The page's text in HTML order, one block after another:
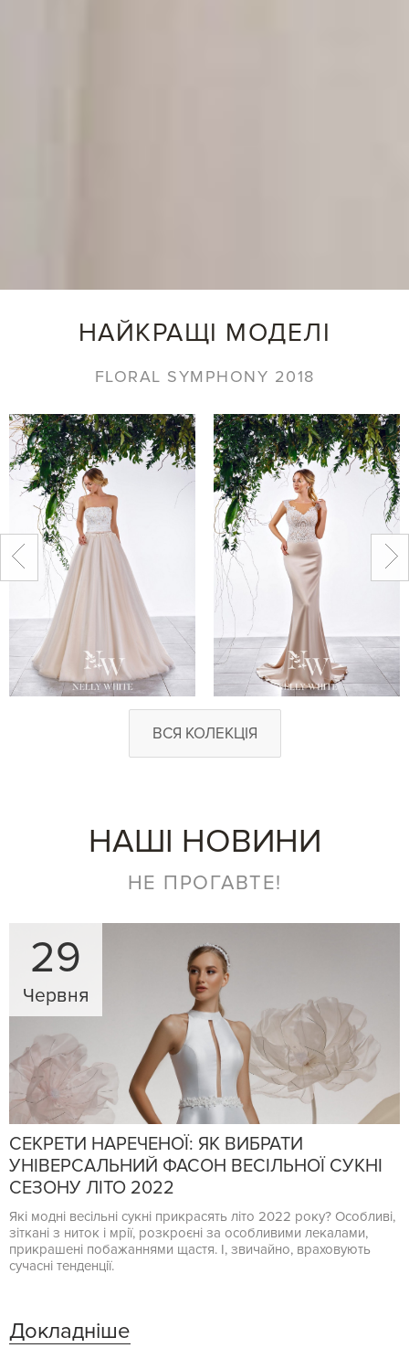
НАЙКРАЩІ МОДЕЛІ
FLORAL SYMPHONY 2018
ВСЯ КОЛЕКЦІЯ
НАШІ НОВИНИ
НЕ ПРОГАВТЕ!
29
Червня
СЕКРЕТИ НАРЕЧЕНОЇ: ЯК ВИБРАТИ
УНІВЕРСАЛЬНИЙ ФАСОН ВЕСІЛЬНОЇ СУКНІ
СЕЗОНУ ЛІТО 2022
Які модні весільні сукні прикрасять літо 2022 року? Особливі,
зіткані з ниток і мрії, розкроєні за особливими лекалами,
прикрашені побажаннями щастя. І, звичайно, враховують
сучасні тенденції.
Докладніше